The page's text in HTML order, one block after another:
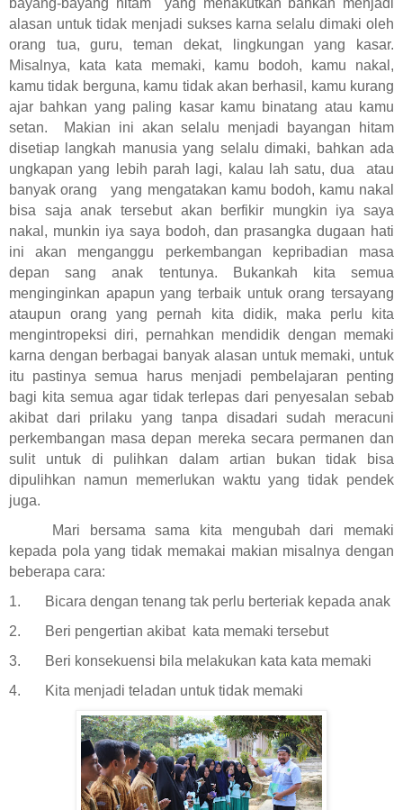
bayang-bayang hitam
yang menakutkan bahkan menjadi
alasan untuk tidak menjadi sukses karna selalu dimaki oleh
orang tua, guru, teman dekat, lingkungan yang kasar.
Misalnya, kata kata memaki, kamu bodoh, kamu nakal,
kamu tidak berguna, kamu tidak akan berhasil, kamu kurang
ajar bahkan yang paling kasar kamu binatang atau kamu
setan.
Makian ini akan selalu menjadi bayangan hitam
disetiap langkah manusia yang selalu dimaki, bahkan ada
ungkapan yang lebih parah lagi, kalau lah satu, dua
atau
banyak orang
yang mengatakan kamu bodoh, kamu nakal
bisa saja anak tersebut akan berfikir mungkin iya saya
nakal, munkin iya saya bodoh, dan prasangka dugaan hati
ini akan menganggu perkembangan kepribadian masa
depan sang anak tentunya. Bukankah kita semua
menginginkan apapun yang terbaik untuk orang tersayang
ataupun orang yang pernah kita didik, maka perlu kita
mengintropeksi diri, pernahkan mendidik dengan memaki
karna dengan berbagai banyak alasan untuk memaki, untuk
itu pastinya semua harus menjadi pembelajaran penting
bagi kita semua agar tidak terlepas dari penyesalan sebab
akibat dari prilaku yang tanpa disadari sudah meracuni
perkembangan masa depan mereka secara permanen dan
sulit untuk di pulihkan dalam artian bukan tidak bisa
dipulihkan namun memerlukan waktu yang tidak pendek
juga.
Mari bersama sama kita mengubah dari memaki
kepada pola yang tidak memakai makian misalnya dengan
beberapa cara:
1.
Bicara dengan tenang tak perlu berteriak kepada anak
2.
Beri pengertian akibat kata memaki tersebut
3.
Beri konsekuensi bila melakukan kata kata memaki
4.
Kita menjadi teladan untuk tidak memaki